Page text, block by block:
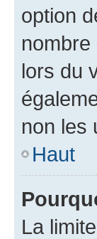
option
nombre
lors du
non les
Haut
La